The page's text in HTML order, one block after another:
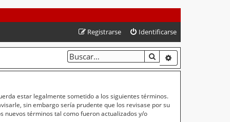
Identificarse
Registrarse
BUSCAR
estar legalmente sometido a los siguientes términos.
sin embargo sería prudente que los revisase por su
nuevos términos tal como fueron actualizados y/o